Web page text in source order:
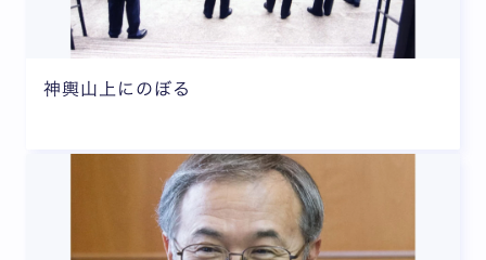
神輿山上にのぼる